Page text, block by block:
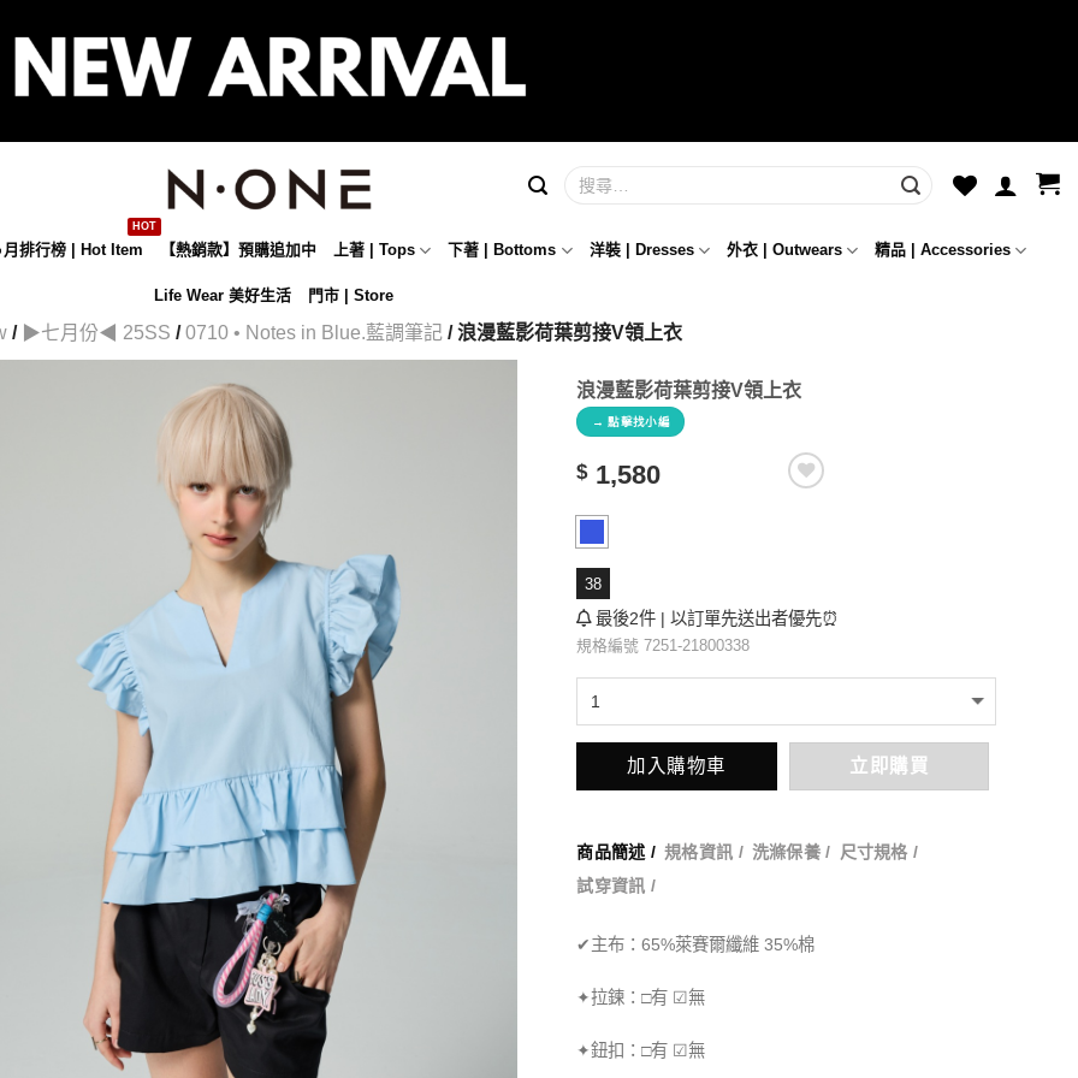
月排行榜 | Hot Item 【熱銷款】預購追加中 上著 | Tops 下著 | Bottoms 洋裝 | Dresses 外衣 | Outwears 精品 | Accessories
Life Wear 美好生活 門市 | Store
/ ▶七月份◀ 25SS /0710 • Notes in Blue.藍調筆記/ 浪漫藍影荷葉剪接V領上衣
浪漫藍影荷葉剪接V領上衣
→ 點擊找小編
$ 1,580
38
最後2件 | 以訂單先送出者優先⏰
規格編號 7251-21800338
加入購物車 立即購買
商品簡述 / 規格資訊 / 洗滌保養 / 尺寸規格 /
試穿資訊 /
✔主布：65%萊賽爾纖維 35%棉
✦拉鍊：□有 ☑無
✦鈕扣：□有 ☑無